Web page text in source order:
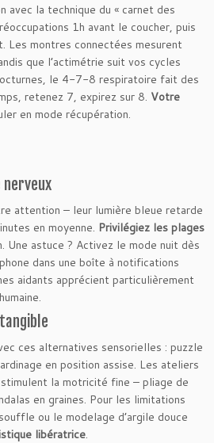
avec la technique du « carnet des
1h avant le coucher, puis
Les montres connectées mesurent
que l’actimétrie suit vos cycles
le 4-7-8 respiratoire fait des
retenez 7, expirez sur 8. Votre
en mode récupération.
attention – leur lumière bleue retarde
en moyenne. Privilégiez les plages
Une astuce ? Activez le mode nuit dès
dans une boîte à notifications
aidants apprécient particulièrement
ces alternatives sensorielles : puzzle
en position assise. Les ateliers
la motricité fine – pliage de
en graines. Pour les limitations
ou le modelage d’argile douce
libératrice.